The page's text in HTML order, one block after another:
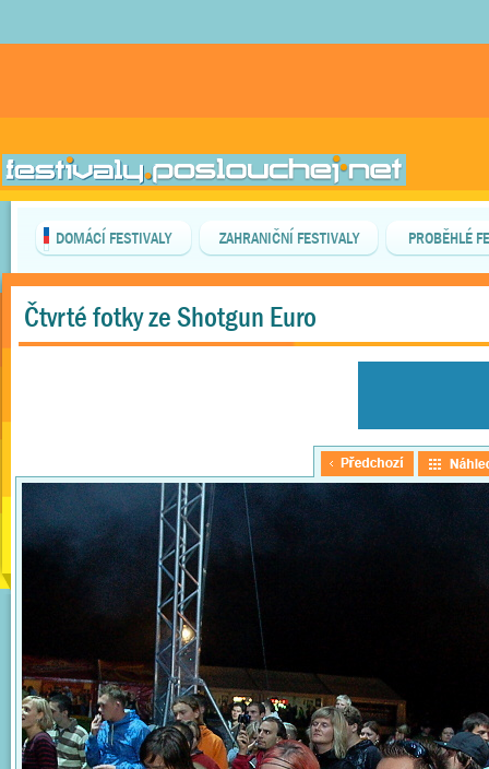
DOMÁCÍ FESTIVALY ZAHRANIČNÍ FESTIVALY PROBĚHLÉ
Čtvrté fotky ze Shotgun Euro